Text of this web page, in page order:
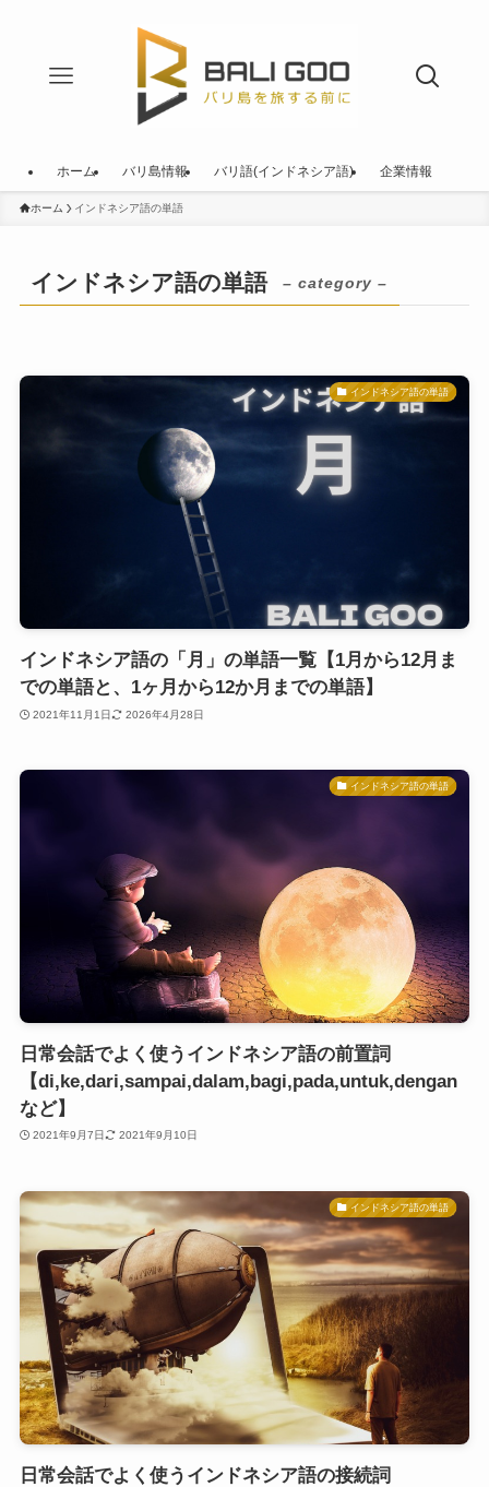
ホーム バリ島情報 バリ語(インドネシア語) 企業情報
ホーム インドネシア語の単語
インドネシア語の単語 – category –
インドネシア語の単語
インドネシア語の「月」の単語一覧【1月から12月ま
での単語と、1ヶ月から12か月までの単語】
2021年11月1日 2026年4月28日
インドネシア語の単語
日常会話でよく使うインドネシア語の前置詞
【di,ke,dari,sampai,dalam,bagi,pada,untuk,dengan
など】
2021年9月7日 2021年9月10日
インドネシア語の単語
日常会話でよく使うインドネシア語の接続詞